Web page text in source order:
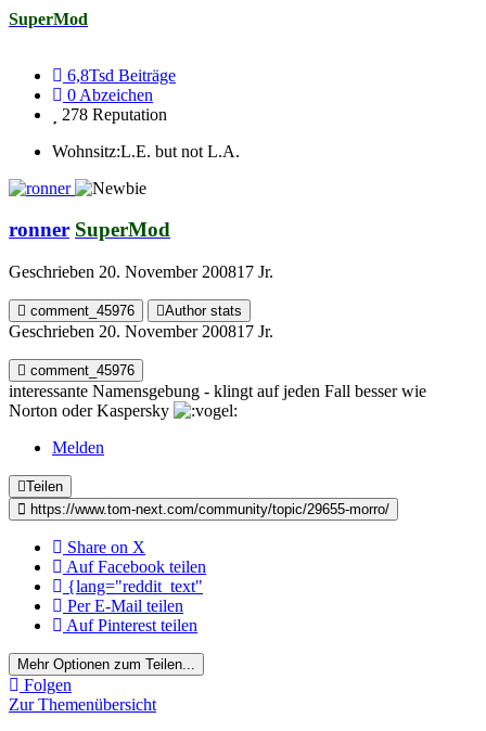
SuperMod
6,8Tsd Beiträge
0 Abzeichen
278 Reputation
Wohnsitz:L.E. but not L.A.
ronner SuperMod
Geschrieben 20. November 200817 Jr.
comment_45976 Author stats
Geschrieben 20. November 200817 Jr.
comment_45976
interessante Namensgebung - klingt auf jeden Fall besser wie
Norton oder Kaspersky
Melden
Teilen
https://www.tom-next.com/community/topic/29655-morro/
Share on X
Auf Facebook teilen
{lang="reddit_text"
Per E-Mail teilen
Auf Pinterest teilen
Mehr Optionen zum Teilen...
Folgen
Zur Themenübersicht